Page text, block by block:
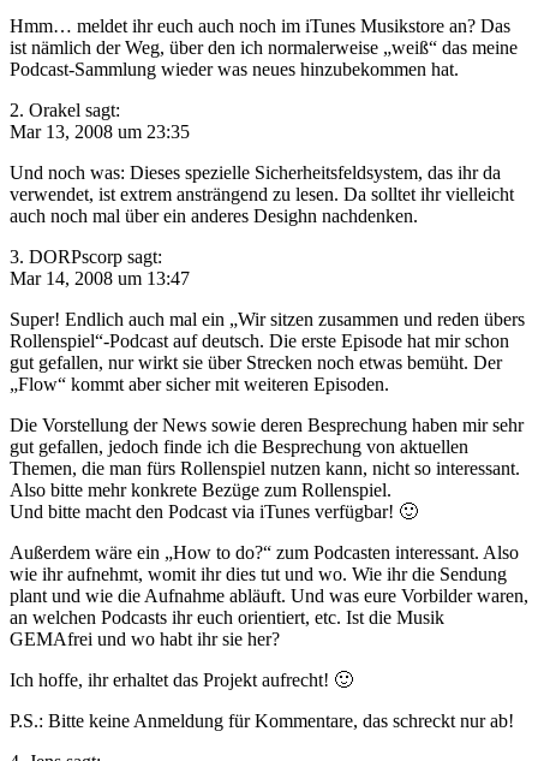
Hmm… meldet ihr euch auch noch im iTunes Musikstore an? Das
ist nämlich der Weg, über den ich normalerweise „weiß“ das meine
Podcast-Sammlung wieder was neues hinzubekommen hat.
2. Orakel sagt:
Mar 13, 2008 um 23:35
Und noch was: Dieses spezielle Sicherheitsfeldsystem, das ihr da
verwendet, ist extrem ansträngend zu lesen. Da solltet ihr vielleicht
auch noch mal über ein anderes Desighn nachdenken.
3. DORPscorp sagt:
Mar 14, 2008 um 13:47
Super! Endlich auch mal ein „Wir sitzen zusammen und reden übers
Rollenspiel“-Podcast auf deutsch. Die erste Episode hat mir schon
gut gefallen, nur wirkt sie über Strecken noch etwas bemüht. Der
„Flow“ kommt aber sicher mit weiteren Episoden.
Die Vorstellung der News sowie deren Besprechung haben mir sehr
gut gefallen, jedoch finde ich die Besprechung von aktuellen
Themen, die man fürs Rollenspiel nutzen kann, nicht so interessant.
Also bitte mehr konkrete Bezüge zum Rollenspiel.
Und bitte macht den Podcast via iTunes verfügbar! 🙂
Außerdem wäre ein „How to do?“ zum Podcasten interessant. Also
wie ihr aufnehmt, womit ihr dies tut und wo. Wie ihr die Sendung
plant und wie die Aufnahme abläuft. Und was eure Vorbilder waren,
an welchen Podcasts ihr euch orientiert, etc. Ist die Musik
GEMAfrei und wo habt ihr sie her?
Ich hoffe, ihr erhaltet das Projekt aufrecht! 🙂
P.S.: Bitte keine Anmeldung für Kommentare, das schreckt nur ab!